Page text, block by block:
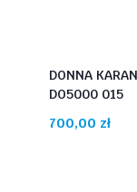
DONNA KARAN
DO5000 015
700,00 zł